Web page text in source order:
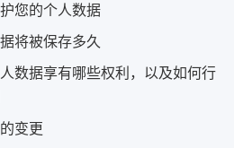
您的个人数据
将被保存多久
数据享有哪些权利，以及如何行
变更